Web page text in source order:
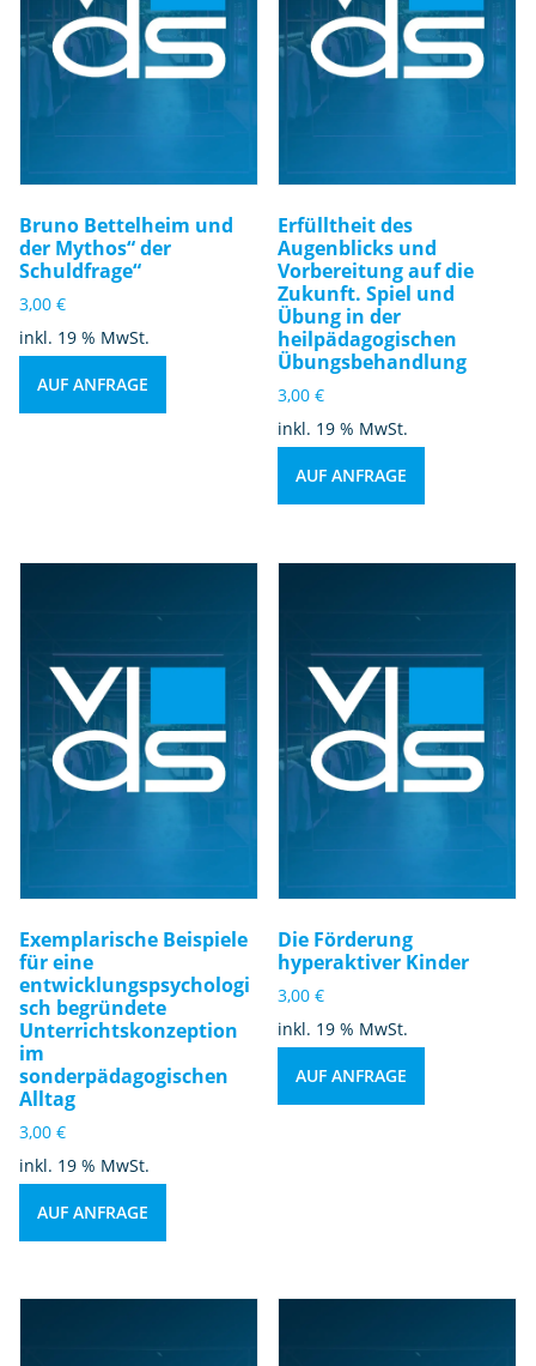
Bruno Bettelheim und
der Mythos“ der
Schuldfrage“
3,00 €
inkl. 19 % MwSt.
AUF ANFRAGE
Erfülltheit des
Augenblicks und
Vorbereitung auf die
Zukunft. Spiel und
Übung in der
heilpädagogischen
Übungsbehandlung
3,00€
inkl. 19 % MwSt.
AUF ANFRAGE
Exemplarische Beispiele
für eine
entwicklungspsychologi
sch begründete
Unterrichtskonzeption
im
sonderpädagogischen
Alltag
3,00 €
inkl. 19 % MwSt.
AUF ANFRAGE
Die Förderung
hyperaktiver Kinder
3,00€
inkl. 19 % MwSt.
AUF ANFRAGE